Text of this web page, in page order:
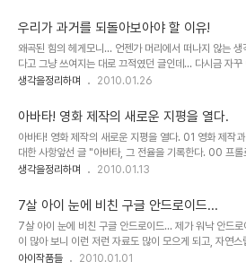
1992년 10월 28일에 예수의 공중..
을 다시한번 생각하게 되었습니다. 언젠가, 사람들이 글을
것이 자연스럽게 단어 및 구문 단위로 사야에 담고 뇌로
을 본 적이 있는데, 실제로 경험을 해보니... 그게 정말 그
것이 사람마다 차이가 있는 것이겠지만, 아래 글을 읽어
말씀드린 내용을 어느정도 이해하실 겁니다. 물론 이미 알
냥 대략적으로만 ..
우리가 과거를 되돌아보아야 할 이유!
왜곡된 힘의 헤게모니... 언젠가 머리에서 떠나지 않는 생
다고 그냥 쓰여지는 대로 끄적였던 글인데... 다시금 자꾸
됩니다. 스스로라도 요즘 같은 시국에 돌이켜야 할 것들이
떤 사람이고 본디 나쁜 이는 없으리라 생각합니다.결국,
고, 듣고, 배우게 됨에 따라 허울의 욕망에 의해 그렇게 된
다.문제는 그 잘못된 헤게모니라고 생각합니다. 하지만
모니가참으로 많은 사람들을 힘들고 어렵게 하고 있습니
울했던 근대사에 대하여 어줍잖은 지식으로 즉흥적으로
은 세상을 위한 마음가..
생각을정리하며 2010.01.26
아바타! 영화 제작의 새로운 지평을 열다.
아바타! 영화 제작의 새로운 지평을 열다. 01 영화 제작
대한 사항앞선 글 "아바타, 그 전율을 기록한다. 00 프롤
언급했듯이 아바타의 제작 자체가 입체영상을 바탕으로
그런데, 제가 너무 기대를 하고 봐서 그럴까요? 아니면...
못해서 그럴까요? 제 개인적 소견으로는 2D로 아바타를
면, 굳이 3D는 추천하고 싶지 않습니다. iMAX는 제가
니... 모르겠습니다. 하지만, 만일 처음 아바타를 보게 되
2D말고 3D로 보는 것을 권해드리고 싶습니다. 물론
생각을정리하며 2010.01.13
7살 아이 눈에 비친 구글 안드로이드...
7살 아이 눈에 비친 구글 안드로이드... 제가 워낙 안드로
이 많아 보니 이런 저런 자료도 많이 모으게 되고, 자연스
안드로이드 마스코트며, 제 나름대로 관심이 가는 그림들
아이작품들 2010.01.01